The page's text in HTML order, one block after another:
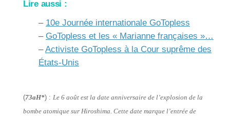
Lire aussi :
– 10e Journée internationale GoTopless
– GoTopless et les « Marianne françaises »…
–Activiste GoTopless à la Cour suprême des
États-Unis
(73aH*) : Le 6 août est la date anniversaire de l’explosion de la
bombe atomique sur Hiroshima. Cette date marque l’entrée de